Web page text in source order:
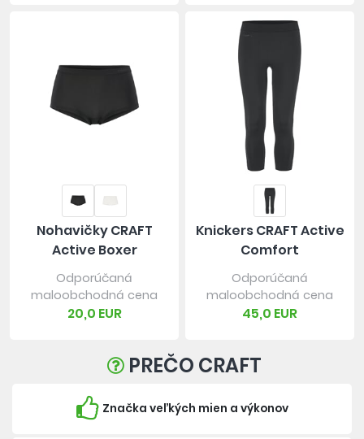
Nohavičky CRAFT
Active Boxer
Odporúčaná
maloobchodná cena
20,0 EUR
Knickers CRAFT Active
Comfort
Odporúčaná
maloobchodná cena
45,0 EUR
PREČO CRAFT
Značka veľkých mien a výkonov